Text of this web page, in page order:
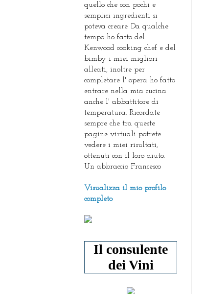
quello che con pochi e
semplici ingredienti si
poteva creare. Da qualche
tempo ho fatto del
Kenwood cooking chef e del
bimby i miei migliori
alleati, inoltre per
completare l' opera ho fatto
entrare nella mia cucina
anche l' abbattitore di
temperatura. Ricordate
sempre che tra queste
pagine virtuali potrete
vedere i miei risultati,
ottenuti con il loro aiuto.
Un abbraccio Francesco
Visualizza il mio profilo
completo
Il consulente
dei Vini